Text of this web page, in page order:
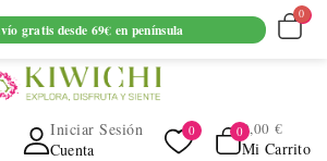
EN PEDIDOS SUPERIORES A 69€ EN
PENINSULA
Cuenta
Iniciar Sesión
Mi Carrito
0,00 €
gratis desde 69€ en península